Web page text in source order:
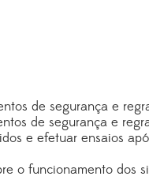
de segurança e
de segurança e
e efetuar ensaios
o funcionamento dos